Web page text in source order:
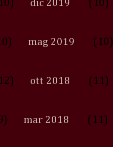
dic 2019 (10)
mag 2019 (10)
ott 2018 (11)
mar 2018 (11)